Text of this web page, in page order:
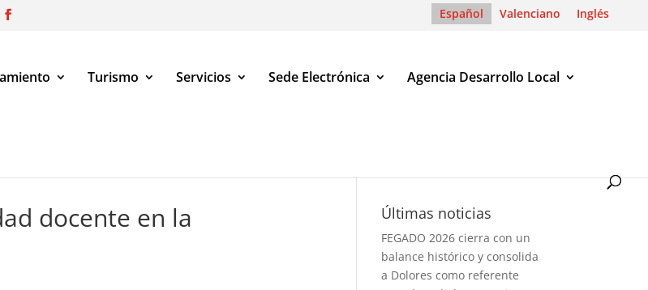
Español Valenciano Inglés
Turismo Servicios Sede Electrónica Agencia Desarrollo Local
docente en la Últimas noticias
FEGADO 2026 cierra con un
balance histórico y consolida
a Dolores como referente